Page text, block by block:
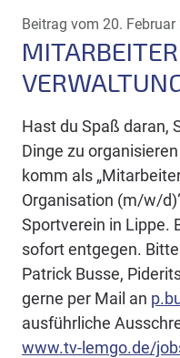
Beitrag vom 20. Februar
Hast du Spaß daran,
Dinge zu
komm als
Organisation (m/w/
Sportverein in Lippe.
sofort entgegen.
Patrick Busse,
gerne per Mail an
ausführliche
www.tv-lemgo.de/